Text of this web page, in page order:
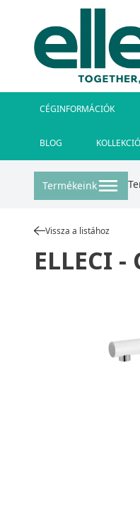
CÉGINFORMÁCIÓK
BLOG
Termékeink
Vissza a listához
ELLECI